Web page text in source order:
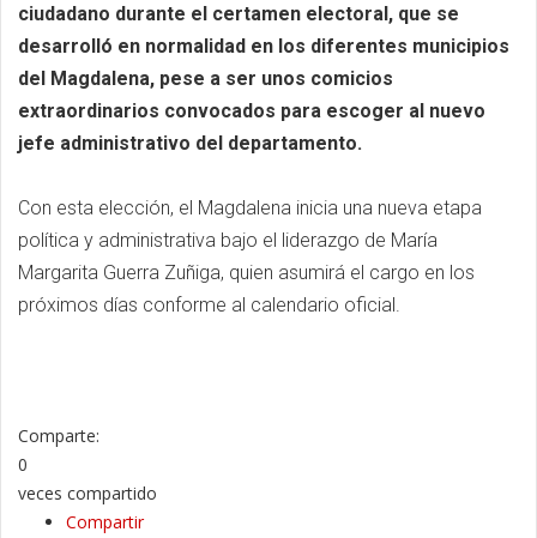
ciudadano durante el certamen electoral, que se
desarrolló en normalidad en los diferentes municipios
del Magdalena, pese a ser unos comicios
extraordinarios convocados para escoger al nuevo
jefe administrativo del departamento.
Con esta elección, el Magdalena inicia una nueva etapa
política y administrativa bajo el liderazgo de María
Margarita Guerra Zuñiga, quien asumirá el cargo en los
próximos días conforme al calendario oficial.
Comparte:
0
veces compartido
Compartir